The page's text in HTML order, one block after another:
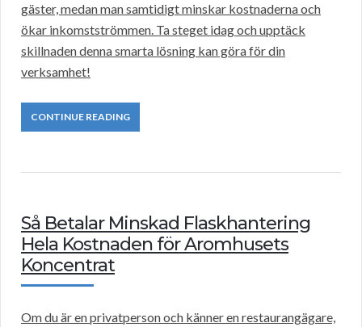
gäster, medan man samtidigt minskar kostnaderna och
ökar inkomstströmmen. Ta steget idag och upptäck
skillnaden denna smarta lösning kan göra för din
verksamhet!
CONTINUE READING
Så Betalar Minskad Flaskhantering
Hela Kostnaden för Aromhusets
Koncentrat
Om du är en privatperson och känner en restaurangägare,